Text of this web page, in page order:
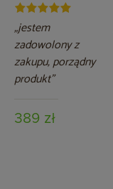
„jestem
zadowolony z
zakupu, porządny
produkt”
389 zł